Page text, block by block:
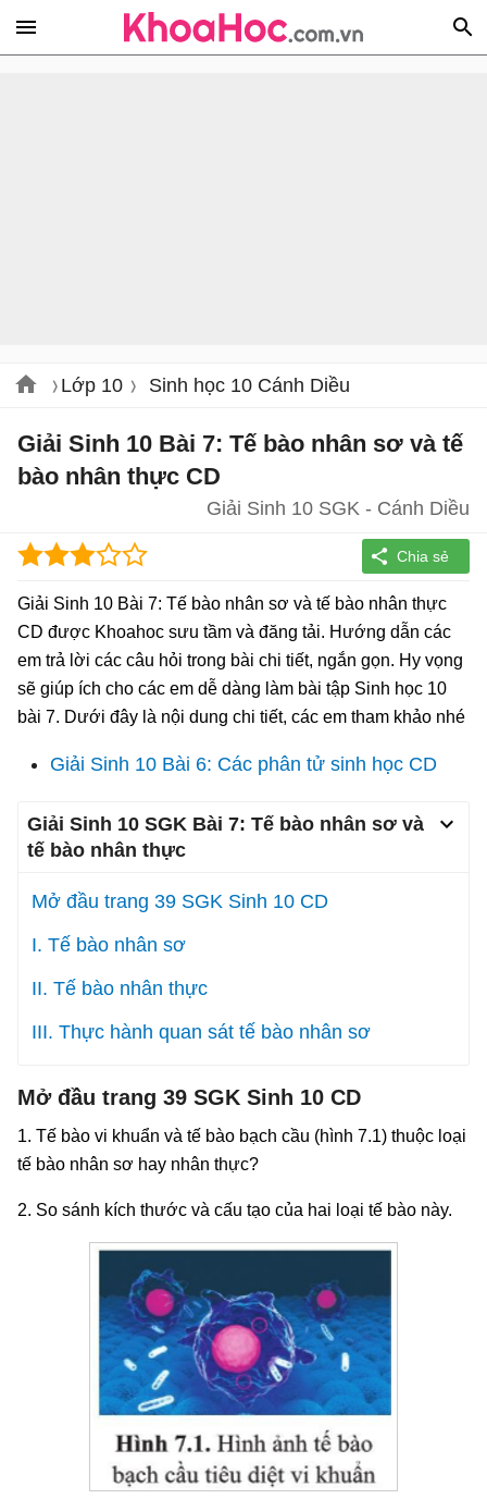
Lớp 10 Sinh học 10 Cánh Diều
Giải Sinh 10 Bài 7: Tế bào nhân sơ và tế
bào nhân thực CD
Giải Sinh 10 SGK - Cánh Diều
Giải Sinh 10 Bài 7: Tế bào nhân sơ và tế bào nhân thực
CD được Khoahoc sưu tầm và đăng tải. Hướng dẫn các
em trả lời các câu hỏi trong bài chi tiết, ngắn gọn. Hy vọng
sẽ giúp ích cho các em dễ dàng làm bài tập Sinh học 10
bài 7. Dưới đây là nội dung chi tiết, các em tham khảo nhé
Giải Sinh 10 Bài 6: Các phân tử sinh học CD
Giải Sinh 10 SGK Bài 7: Tế bào nhân sơ và
tế bào nhân thực
Mở đầu trang 39 SGK Sinh 10 CD
I. Tế bào nhân sơ
II. Tế bào nhân thực
III. Thực hành quan sát tế bào nhân sơ
Mở đầu trang 39 SGK Sinh 10 CD
1. Tế bào vi khuẩn và tế bào bạch cầu (hình 7.1) thuộc loại
tế bào nhân sơ hay nhân thực?
2. So sánh kích thước và cấu tạo của hai loại tế bào này.